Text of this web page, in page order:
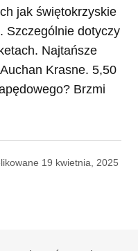
jak świętokrzyskie
Szczególnie dotyczy
Najtańsze
Krasne. 5,50
Brzmi
19 kwietnia, 2025